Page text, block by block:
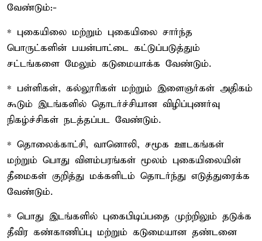
வேண்டும்:-
* புகையிலை மற்றும் புகையிலை சார்ந்த
பொருட்களின் பயன்பாட்டை கட்டுப்படுத்தும்
சட்டங்களை மேலும் கடுமையாக்க வேண்டும்.
* பள்ளிகள், கல்லூரிகள் மற்றும் இளைஞர்கள் அதிகம்
கூடும் இடங்களில் தொடர்ச்சியான விழிப்புணர்வு
நிகழ்ச்சிகள் நடத்தப்பட வேண்டும்.
* தொலைக்காட்சி, வானொலி, சமூக ஊடகங்கள்
மற்றும் பொது விளம்பரங்கள் மூலம் புகையிலையின்
தீமைகள் குறித்து மக்களிடம் தொடர்ந்து எடுத்துரைக்க
வேண்டும்.
* பொது இடங்களில் புகைபிடிப்பதை முற்றிலும் தடுக்க
தீவிர கண்காணிப்பு மற்றும் கடுமையான தண்டனை